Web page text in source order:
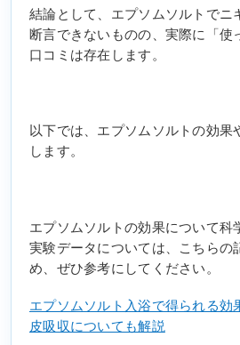
結論として、エプソムソルトでニ
断言できないものの、実際に「使
口コミは存在します。
以下では、エプソムソルトの効果
します。
エプソムソルトの効果について科
実験データについては、こちらの
め、ぜひ参考にしてください。
エプソムソルト入浴で得られる効
皮吸収についても解説